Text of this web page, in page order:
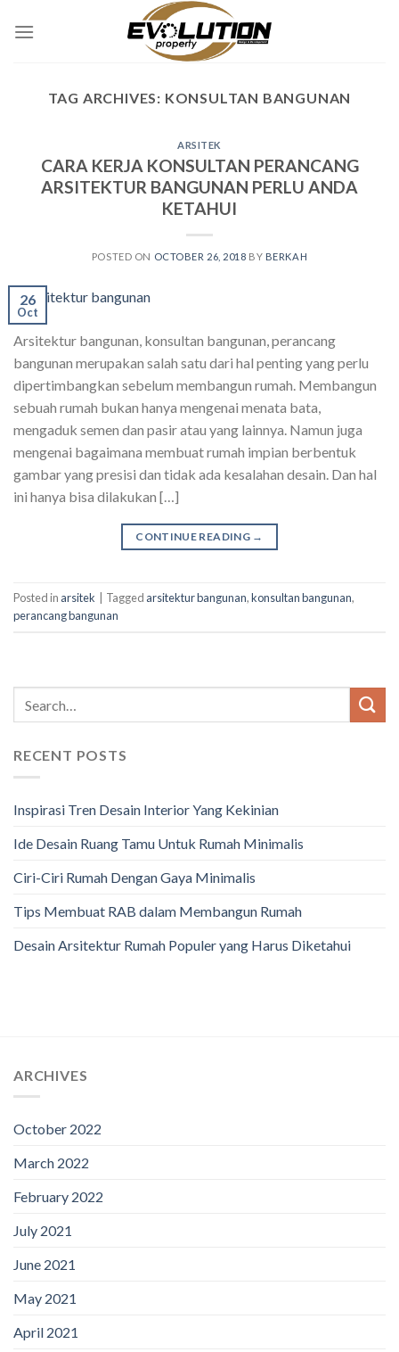
TAG ARCHIVES: KONSULTAN BANGUNAN
ARSITEK
CARA KERJA KONSULTAN PERANCANG
ARSITEKTUR BANGUNAN PERLU ANDA
KETAHUI
POSTED ON OCTOBER 26, 2018 BY BERKAH
26
Oct
Arsitektur bangunan, konsultan bangunan, perancang
bangunan merupakan salah satu dari hal penting yang perlu
dipertimbangkan sebelum membangun rumah. Membangun
sebuah rumah bukan hanya mengenai menata bata,
mengaduk semen dan pasir atau yang lainnya. Namun juga
mengenai bagaimana membuat rumah impian berbentuk
gambar yang presisi dan tidak ada kesalahan desain. Dan hal
ini hanya bisa dilakukan […]
CONTINUE READING →
Posted in arsitek Tagged arsitektur bangunan,konsultan bangunan,
perancang bangunan
RECENT POSTS
Inspirasi Tren Desain Interior Yang Kekinian
Ide Desain Ruang Tamu Untuk Rumah Minimalis
Ciri-Ciri Rumah Dengan Gaya Minimalis
Tips Membuat RAB dalam Membangun Rumah
Desain Arsitektur Rumah Populer yang Harus Diketahui
ARCHIVES
October 2022
March 2022
February 2022
July 2021
June 2021
May 2021
April 2021